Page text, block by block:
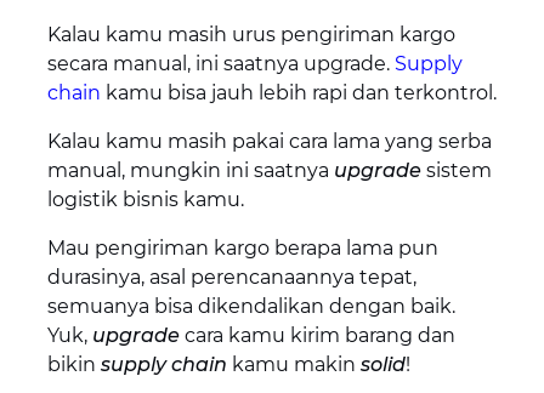
Kalau kamu masih urus pengiriman kargo
secara manual, ini saatnya upgrade. Supply
chain kamu bisa jauh lebih rapi dan terkontrol.
Kalau kamu masih pakai cara lama yang serba
manual, mungkin ini saatnya upgradesistem
logistik bisnis kamu.
Mau pengiriman kargo berapa lama pun
durasinya, asal perencanaannya tepat,
semuanya bisa dikendalikan dengan baik.
Yuk, upgradecara kamu kirim barang dan
bikin supply chain kamu makin solid!